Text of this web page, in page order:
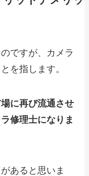
ですが、カメラ
を指します。
に再び流通させ
修理士になりま
あると思いま